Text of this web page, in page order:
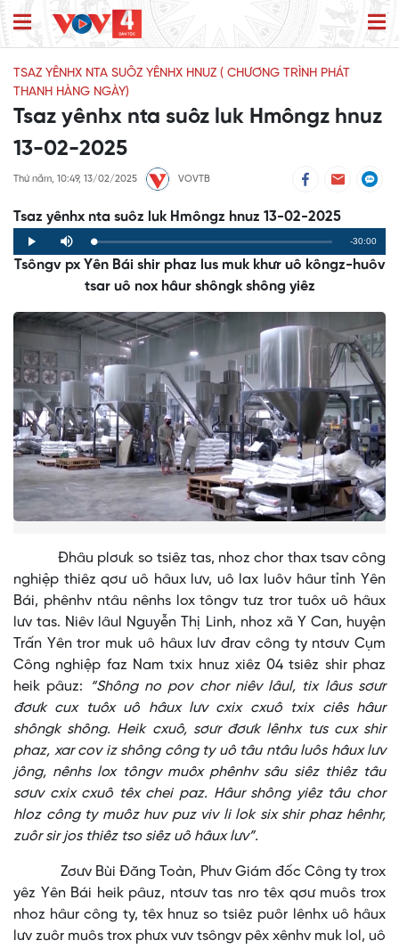
TSAZ YÊNHX NTA SUÔZ YÊNHX HNUZ ( CHƯƠNG TRÌNH PHÁT
THANH HÀNG NGÀY)
Tsaz yênhx nta suôz luk Hmôngz hnuz
13-02-2025
Thứ năm, 10:49, 13/02/2025 VOVTB
Tsaz yênhx nta suôz luk Hmôngz hnuz 13-02-2025
Play Mute Loaded:
0%
Progress:
0%
Remaining
Time
-30:00
Tsôngv px Yên Bái shir phaz lus muk khưr uô kôngz-huôv
tsar uô nox hâur shôngk shông yiêz
Đhâu plơưk so tsiêz tas, nhoz chor thax tsav công
nghiệp thiêz qơư uô hâux lưv, uô lax luôv hâur tỉnh Yên
Bái, phênhv ntâu nênhs lox tôngv tưz tror tuôx uô hâux
lưv tas. Niêv lâul Nguyễn Thị Linh, nhoz xã Y Can, huyện
Trấn Yên tror muk uô hâux lưv đrav công ty ntơưv Cụm
Công nghiệp faz Nam txix hnuz xiêz 04 tsiêz shir phaz
heik pâuz:
“Shông no pov chor niêv lâul, tix lâus sơưr
đơưk cux tuôx uô hâux lưv cxix cxuô txix ciês hâur
shôngk shông. Heik cxuô, sơưr đơưk lênhx tưs cux shir
phaz, xar cov iz shông công ty uô tâu ntâu luôs hâux lưv
jông, nênhs lox tôngv muôx phênhv sâu siêz thiêz tâu
sơưv cxix cxuô têx chei paz. Hâur shông yiêz tâu chor
hloz công ty muôz huv puz viv li lok six shir phaz hênhr,
zuôr sir jos thiêz tso siêz uô hâux lưv”.
Zơưv Bùi Đăng Toàn, Phưv Giám đốc Công ty trox
yêz Yên Bái heik pâuz, ntơưv tas nro têx qơư muôs trox
nhoz hâur công ty, têx hnuz so tsiêz puôr lênhx uô hâux
lưv zuôr muôs trox phưx vưv tsôngv pêx xênhv muk lol, uô